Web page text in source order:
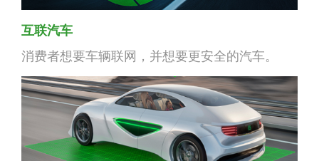
互联汽车
消费者想要车辆联网，并想要更安全的汽车。